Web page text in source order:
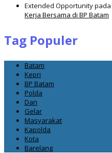
Extended Opportunitypada
Kerja Bersama di BP Batam
Tag Populer
Batam
Kepri
BP Batam
Polda
Dan
Gelar
Masyarakat
Kapolda
Kota
Barelang